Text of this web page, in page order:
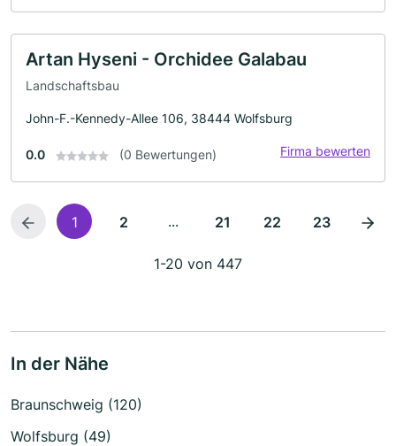
Artan Hyseni - Orchidee Galabau
Landschaftsbau
John-F.-Kennedy-Allee 106, 38444 Wolfsburg
0.0 (0 Bewertungen) Firma bewerten
1 2 ... 21 22 23
1-20 von 447
In der Nähe
Braunschweig (120)
Wolfsburg (49)